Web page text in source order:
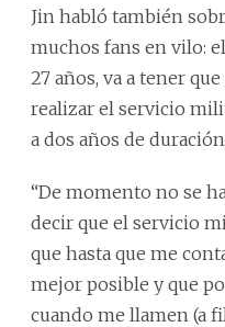
Jin habló también
muchos fans en vilo:
27 años, va a tener
realizar el servicio
a dos años de
“De momento no se
decir que el servicio
que hasta que me
mejor posible y que
cuando me llamen (a